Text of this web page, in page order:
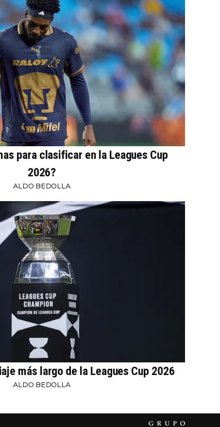
para clasificar en la Leagues Cup
2026?
ALDO BEDOLLA
más largo de la Leagues Cup 2026
ALDO BEDOLLA